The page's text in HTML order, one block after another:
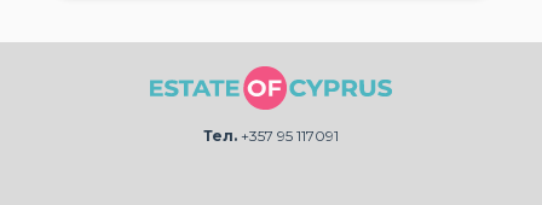
Тел. +357 95 117091